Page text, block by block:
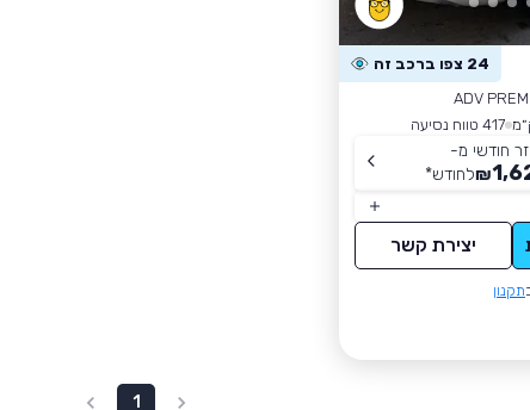
24 צפו ברכב זה
ADV
417 טווח נסיעה
חודשי מ-
₪לחודש*
יצירת קשר
תקנון
1